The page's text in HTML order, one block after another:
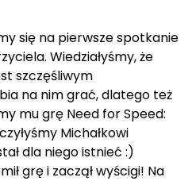
się na pierwsze spotkanie
Wiedziałyśmy, że
szczęśliwym
na nim grać, dlatego też
mu grę Need for Speed:
Michałkowi
dla niego istnieć :)
grę i zaczął wyścigi! Na